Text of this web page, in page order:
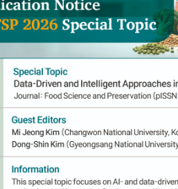
v
i
g
t
o
패 곰팡이Fusarium
한 식물 추출물의 항
선1,2*
of plant
Fusarium
from spoilage
a hard refresh.
difficulties while using the website,
for a day.